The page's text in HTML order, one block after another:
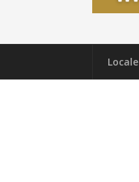
Locale